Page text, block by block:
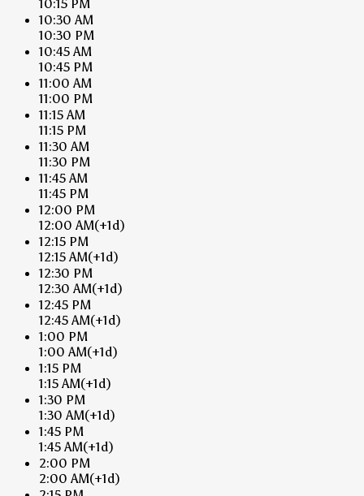
10:15 PM
10:30 AM
10:30 PM
10:45 AM
10:45 PM
11:00 AM
11:00 PM
11:15 AM
11:15 PM
11:30 AM
11:30 PM
11:45 AM
11:45 PM
12:00 PM
12:00 AM(+1d)
12:15 PM
12:15 AM(+1d)
12:30 PM
12:30 AM(+1d)
12:45 PM
12:45 AM(+1d)
1:00 PM
1:00 AM(+1d)
1:15 PM
1:15 AM(+1d)
1:30 PM
1:30 AM(+1d)
1:45 PM
1:45 AM(+1d)
2:00 PM
2:00 AM(+1d)